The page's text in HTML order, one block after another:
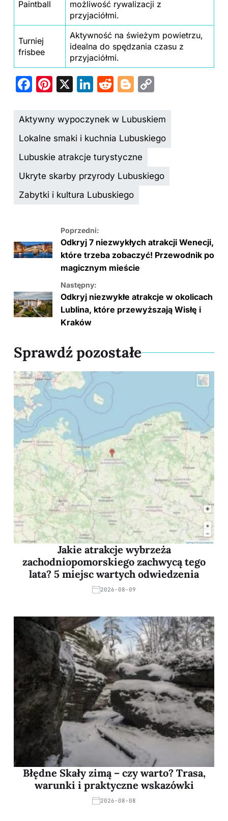
Paintball
możliwość rywalizacji z
przyjaciółmi.
Turniej
frisbee
Aktywność na świeżym powietrzu,
idealna do spędzania czasu z
przyjaciółmi.
F
c
e
o
o
k
Pi
er
e
st
X
Li
k
e
dI
n
R
d
di
t
Bl
g
g
p
y
Li
k
Aktywny wypoczynek w Lubuskiem
Lokalne smaki i kuchnia Lubuskiego
Lubuskie atrakcje turystyczne
Ukryte skarby przyrody Lubuskiego
Zabytki i kultura Lubuskiego
Poprzedni:
Odkryj 7 niezwykłych atrakcji Wenecji,
które trzeba zobaczyć! Przewodnik po
magicznym mieście
Następny:
Odkryj niezwykłe atrakcje w okolicach
Lublina, które przewyższają Wisłę i
Kraków
Sprawdź pozostałe
Jakie atrakcje wybrzeża
zachodniopomorskiego zachwycą tego
lata? 5 miejsc wartych odwiedzenia
2026-08-09
Błędne Skały zimą – czy warto? Trasa,
warunki i praktyczne wskazówki
2026-08-08